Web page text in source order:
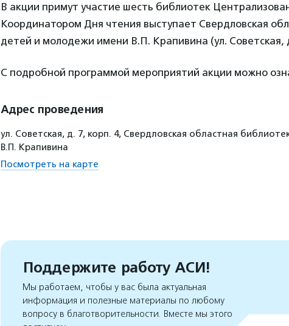
В акции примут участие шесть библиотек
Координатором Дня чтения выступает Свердловская
детей и молодежи имени В.П. Крапивина (ул. Советская,
С подробной программой мероприятий акции можно
Адрес проведения
ул. Советская, д. 7, корп. 4, Свердловская областная
В.П. Крапивина
Посмотреть на карте
Поддержите работу АСИ!
Мы работаем, чтобы у вас была актуальная
информация и полезные материалы по любому
вопросу в благотворительности. Вместе мы этого